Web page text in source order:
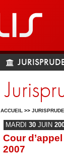
ACCUEIL >>
MARDI 30 JUIN
Cour
2007